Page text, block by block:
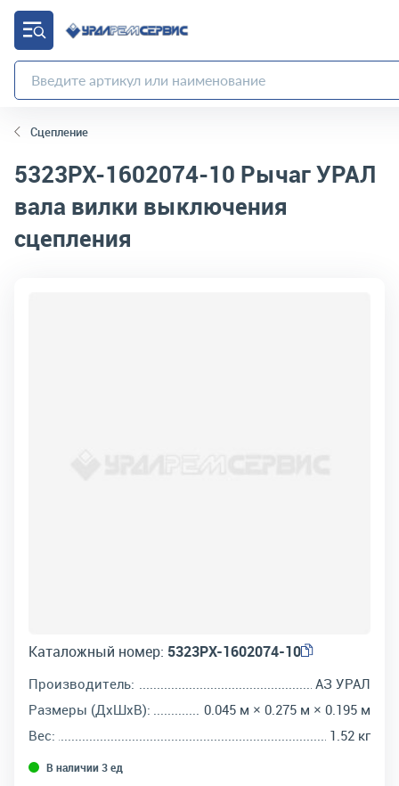
Сцепление
5323РХ-1602074-10 Рычаг УРАЛ
вала вилки выключения
сцепления
Каталожный номер: 5323РХ-1602074-10
Производитель:
АЗ УРАЛ
Размеры (ДхШхВ):
0.045 м × 0.275 м × 0.195 м
Вес:
1.52 кг
В наличии 3 ед